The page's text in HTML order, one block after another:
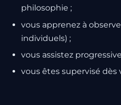
philosophie ;
vous apprenez à
individuels) ;
vous assistez
vous êtes supervisé dès